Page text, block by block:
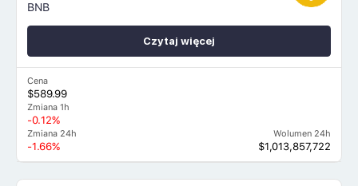
BNB
Cena
$589.99
Zmiana 1h
-0.12%
Zmiana 24h
-1.66%
Wolumen 24h
$1,013,857,722
Czytaj więcej